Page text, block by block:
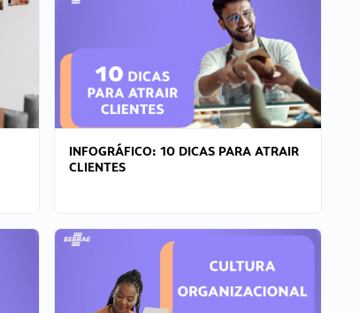
INFOGRÁFICO: 10 DICAS PARA ATRAIR
CLIENTES